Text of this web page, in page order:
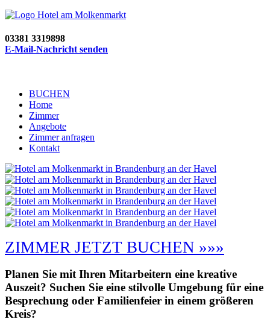
03381 3319898
E-Mail-Nachricht senden
BUCHEN
Home
Zimmer
Angebote
Zimmer anfragen
Kontakt
ZIMMER JETZT BUCHEN »»»
Planen Sie mit Ihren Mitarbeitern eine kreative
Auszeit? Suchen Sie eine stilvolle Umgebung für eine
Besprechung oder Familienfeier in einem größeren
Kreis?